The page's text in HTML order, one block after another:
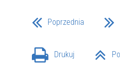
Poprzednia
Drukuj